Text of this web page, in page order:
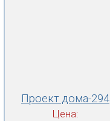
Проект дома-294
Цена: